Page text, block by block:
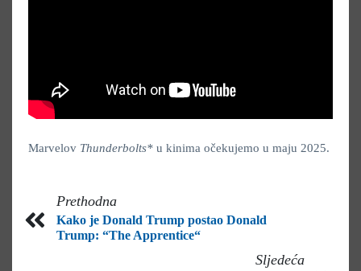
Marvelov Thunderbolts* u kinima očekujemo u maju 2025.
Prethodna
Kako je Donald Trump postao Donald
Trump: “The Apprentice“
Sljedeća